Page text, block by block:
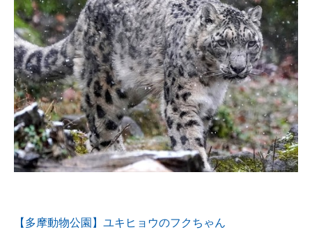
【多摩動物公園】ユキヒョウのフクちゃん